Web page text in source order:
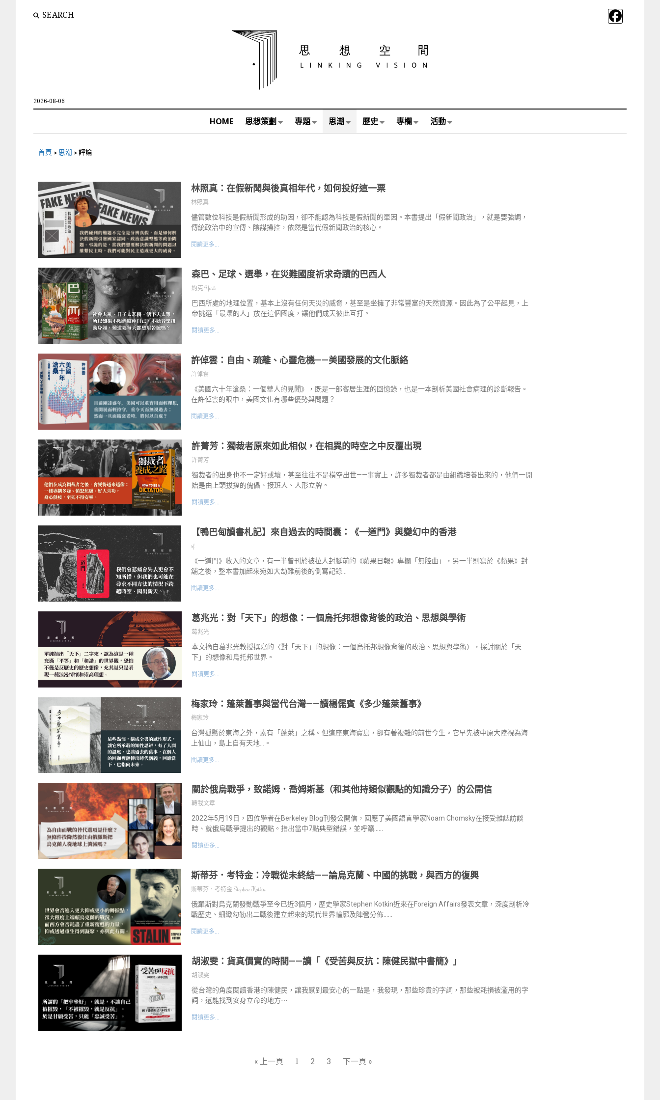
SEARCH
2026-08-06
HOME 思想策劃 專題 思潮 歷史 專欄 活動
首頁 > 思潮 >評論
林照真：在假新聞與後真相年代，如何投好這一票
林照真
儘管數位科技是假新聞形成的助因，卻不能認為科技是假新聞的單因。本書提出「假新聞政治」，就是要強調，
傳統政治中的宣傳、陰謀操控，依然是當代假新聞政治的核心。
閱讀更多...
森巴、足球、選舉，在災難國度祈求奇蹟的巴西人
約克 York
巴西所處的地理位置，基本上沒有任何天災的威脅，甚至是坐擁了非常豐富的天然資源。因此為了公平起見，上
帝挑選「最壞的人」放在這個國度，讓他們成天彼此互打。
閱讀更多...
許倬雲：自由、疏離、心靈危機——美國發展的文化脈絡
許倬雲
《美國六十年滄桑：一個華人的見聞》，既是一部客居生涯的回憶錄，也是一本剖析美國社會病理的診斷報告。
在許倬雲的眼中，美國文化有哪些優勢與問題？
閱讀更多...
許菁芳：獨裁者原來如此相似，在相異的時空之中反覆出現
許菁芳
獨裁者的出身也不一定好或壞，甚至往往不是橫空出世——事實上，許多獨裁者都是由組織培養出來的，他們一開
始是由上頭拔擢的傀儡、接班人、人形立牌。
閱讀更多...
【鴨巴甸讀書札記】來自過去的時間囊：《一道門》與變幻中的香港
sf
《一道門》收入的文章，有一半曾刊於被拉人封艇前的《蘋果日報》專欄「無腔曲」，另一半則寫於《蘋果》封
舖之後，整本書加起來宛如大劫難前後的側寫記錄…
閱讀更多...
葛兆光：對「天下」的想像：一個烏托邦想像背後的政治、思想與學術
葛兆光
本文摘自葛兆光教授撰寫的〈對「天下」的想像：一個烏托邦想像背後的政治、思想與學術〉，探討關於「天
下」的想像和烏托邦世界。
閱讀更多...
梅家玲：蓬萊舊事與當代台灣——讀楊儒賓《多少蓬萊舊事》
梅家玲
台灣孤懸於東海之外，素有「蓬萊」之稱。但這座東海寶島，卻有著複雜的前世今生。它早先被中原大陸視為海
上仙山，島上自有天地…。
閱讀更多...
關於俄烏戰爭，致諾姆．喬姆斯基（和其他持類似觀點的知識分子）的公開信
轉載文章
2022年5月19日，四位學者在Berkeley Blog刊發公開信，回應了美國語言學家Noam Chomsky在接受雜誌訪談
時、就俄烏戰爭提出的觀點。指出當中7點典型錯誤，並呼籲……
閱讀更多...
斯蒂芬．考特金：冷戰從未終結——論烏克蘭、中國的挑戰，與西方的復興
斯蒂芬．考特金 Stephen Kotkin
俄羅斯對烏克蘭發動戰爭至今已近3個月，歷史學家Stephen Kotkin近來在Foreign Affairs發表文章，深度剖析冷
戰歷史、細緻勾勒出二戰後建立起來的現代世界輪廓及陣營分佈……
閱讀更多...
胡淑雯：貨真價實的時間——讀「《受苦與反抗：陳健民獄中書簡》」
胡淑雯
從台灣的角度閱讀香港的陳健民，讓我感到最安心的一點是，我發現，那些珍貴的字詞，那些被耗損被濫用的字
詞，還能找到安身立命的地方⋯
閱讀更多...
« 上一頁 1 2 3 下一頁 »